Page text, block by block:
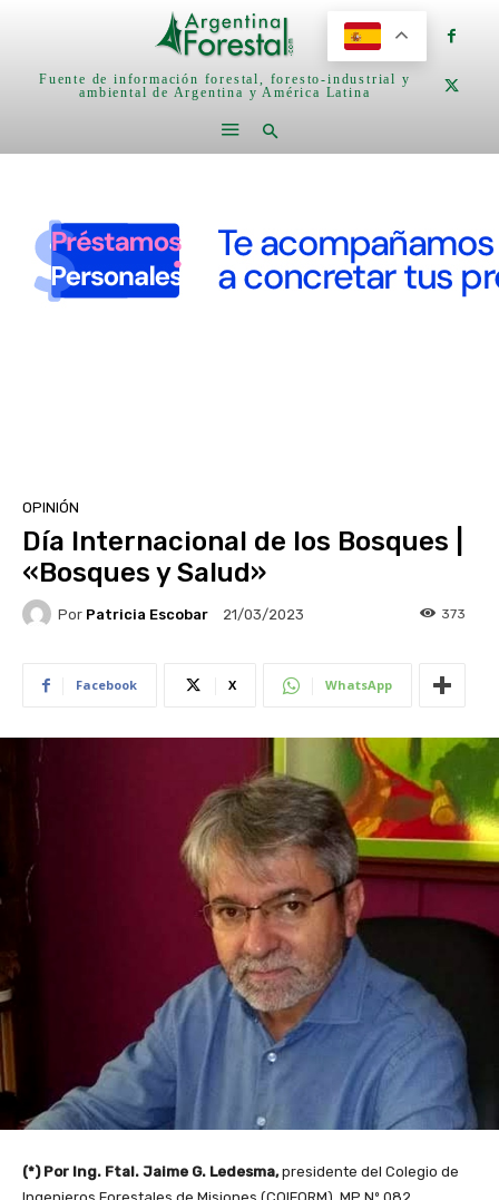
Fuente de información forestal, foresto-industrial y
ambiental de Argentina y América Latina
OPINIÓN
Día Internacional de los Bosques |
«Bosques y Salud»
Por Patricia Escobar 21/03/2023 373
Facebook X WhatsApp
(*) Por Ing. Ftal. Jaime G. Ledesma,presidente del Colegio de